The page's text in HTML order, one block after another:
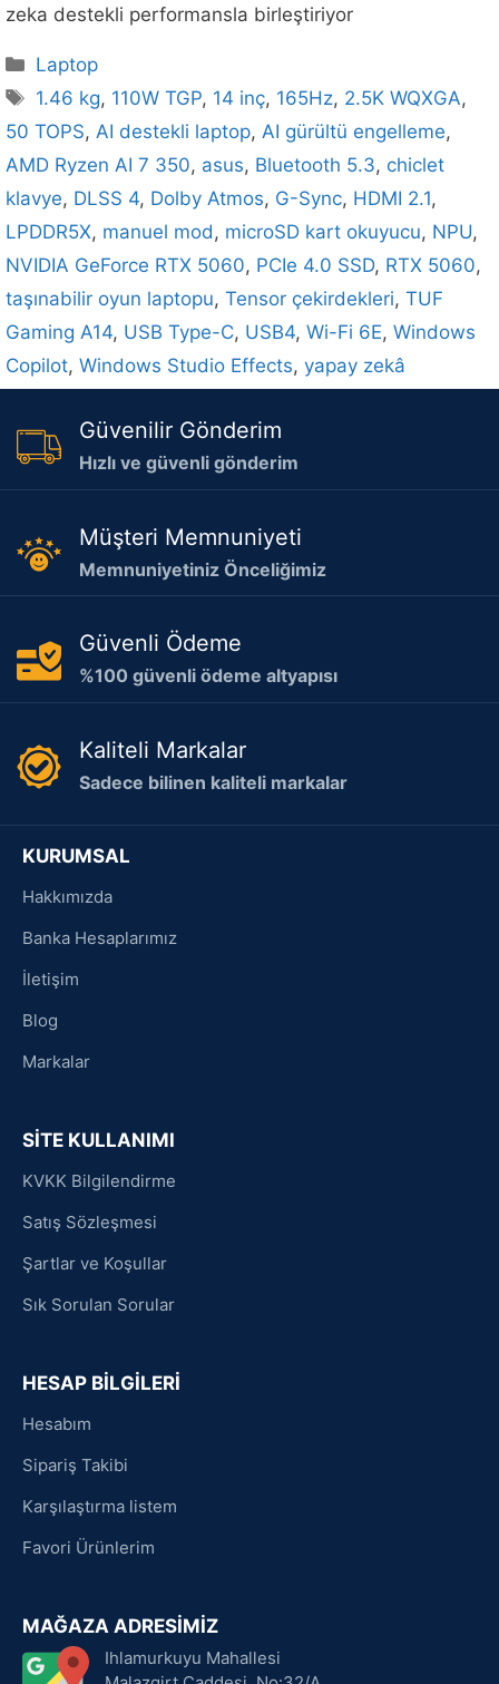
zeka destekli performansla birleştiriyor
Kategoriler
Laptop
Etiketler
1.46 kg, 110W TGP, 14 inç, 165Hz, 2.5K WQXGA,
50 TOPS, AI destekli laptop, AI gürültü engelleme,
AMD Ryzen AI 7 350, asus, Bluetooth 5.3, chiclet
klavye, DLSS 4, Dolby Atmos, G-Sync, HDMI 2.1,
LPDDR5X, manuel mod, microSD kart okuyucu, NPU,
NVIDIA GeForce RTX 5060, PCIe 4.0 SSD, RTX 5060,
taşınabilir oyun laptopu, Tensor çekirdekleri, TUF
Gaming A14, USB Type-C, USB4, Wi-Fi 6E, Windows
Copilot, Windows Studio Effects, yapay zekâ
Güvenilir Gönderim
Hızlı ve güvenli gönderim
Müşteri Memnuniyeti
Memnuniyetiniz Önceliğimiz
Güvenli Ödeme
%100 güvenli ödeme altyapısı
Kaliteli Markalar
Sadece bilinen kaliteli markalar
KURUMSAL
Hakkımızda
Banka Hesaplarımız
İletişim
Blog
Markalar
SİTE KULLANIMI
KVKK Bilgilendirme
Satış Sözleşmesi
Şartlar ve Koşullar
Sık Sorulan Sorular
HESAP BİLGİLERİ
Hesabım
Sipariş Takibi
Karşılaştırma listem
Favori Ürünlerim
MAĞAZA ADRESİMİZ
Ihlamurkuyu Mahallesi